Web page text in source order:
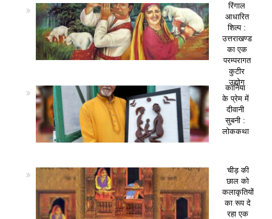
रिंगाल
आधारित
शिल्प :
उत्तराखण्ड
का एक
परम्परागत
कुटीर
उद्योग
कानिया
के प्रेम में
दीवानी
सुबनी :
लोककथा
चीड़ की
छाल को
कलाकृतियों
का रूप दे
रहा एक